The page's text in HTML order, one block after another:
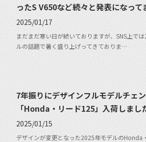
ったS V650など続々と発表になって
2025/01/17
まだまだ寒い日が続いておりますが、SNS上で
ルの話題で暑く盛り上げってきておりま…
7年振りにデザインフルモデルチェ
「Honda・リード125」入荷しまし
2025/01/15
デザインが変更となった2025年モデルのHonda